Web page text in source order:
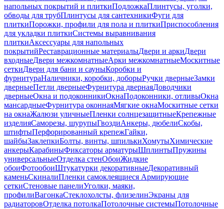
напольных покрытий и плиткиПодложкаПлинтусы, уголки,
обводы для трубПлинтусы для сантехникиФуги для
плиткиПорожки, профили для пола и плиткиПриспособления
для укладки плиткиСистемы выравнивания
плиткиАксессуары для напольных
покрытийРеставрационные материалыДвери и аркиДвери
входныеДвери межкомнатныеАрки межкомнатныеМоскитные
сеткиДвери для бани и сауныКоробки и
фурнитураНаличники, коробки, доборыРучки дверныеЗамки
дверныеПетли дверныеФурнитура двернаяДоводчики
дверныеОкна и подоконникиОкнаПодоконники, отливыОкна
мансардныеФурнитура оконнаяМягкие окнаМоскитные сетки
на окнаЖалюзи уличныеПленки солнцезащитныеКрепежные
изделияСаморезы, шурупыГвоздиАнкеры, дюбелиСкобы,
штифтыПерфорированный крепежГайки,
шайбыЗаклепкиБолты, винты, шпилькиХомутыХимические
анкерыКарабиныФиксаторы арматурыШплинтыПружины
универсальныеОтделка стенОбоиЖидкие
обоиФотообоиШтукатурки декоративныеДекоративный
каменьСкиналиПленки самоклеящиеся Армирующие
сеткиСтеновые панелиУголки, маяки,
профилиВагонкаСтеклохолсты, флизелинЭкраны для
радиаторовОтделка потолкаПотолочные системыПотолочные